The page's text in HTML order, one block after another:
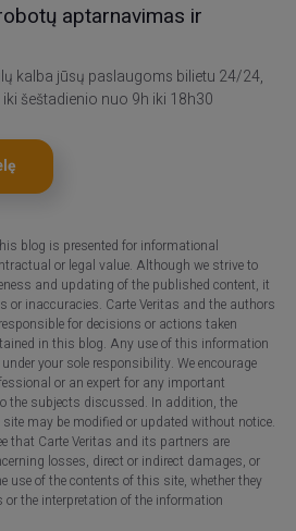
aptarnavimas ir
kalba jūsų paslaugoms bilietu 24/24,
šeštadienio nuo 9h iki 18h30
blog is presented for informational
or legal value. Although we strive to
and updating of the published content, it
or inaccuracies. Carte Veritas and the authors
for decisions or actions taken
in this blog. Any use of this information
your sole responsibility. We encourage
or an expert for any important
the subjects discussed. In addition, the
may be modified or updated without notice.
that Carte Veritas and its partners are
losses, direct or indirect damages, or
use of the contents of this site, whether they
the interpretation of the information